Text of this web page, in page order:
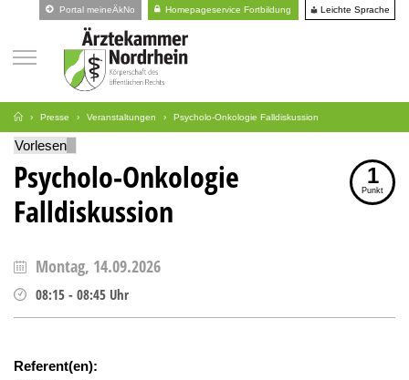
Portal meineÄkNo Homepageservice Fortbildung Leichte Sprache
Presse Veranstaltungen Psycholo-Onkologie Falldiskussion
Vorlesen
Psycholo-Onkologie
Falldiskussion
1
Punkt
Montag, 14.09.2026
08:15 - 08:45 Uhr
Referent(en):